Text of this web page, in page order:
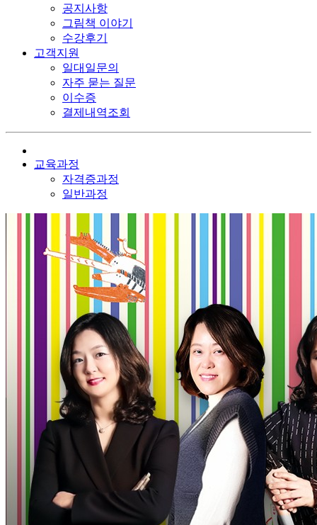
공지사항
그림책 이야기
수강후기
고객지원
일대일문의
자주 묻는 질문
이수증
결제내역조회
교육과정
자격증과정
일반과정